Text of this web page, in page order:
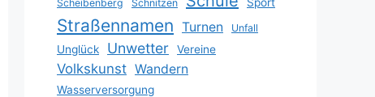
Scheibenberg Schnitzen
Straßennamen Turnen Unfall
Unglück Unwetter Vereine
Volkskunst Wandern
Wasserversorgung